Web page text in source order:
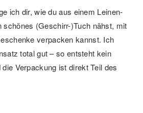
ich dir, wie du aus einem Leinen-
schönes (Geschirr-)Tuch nähst, mit
verpacken kannst. Ich
total gut – so entsteht kein
Verpackung ist direkt Teil des